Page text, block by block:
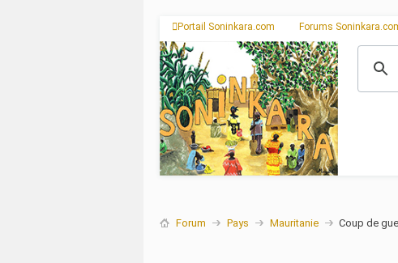
Portail Soninkara.com Forums
Forum Pays Mauritanie Coup de